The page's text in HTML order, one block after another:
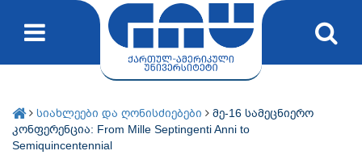
სიახლეები და ღონისძიებები
მე-16 სამეცნიერო
კონფერენცია: From Mille Septingenti Anni to
Semiquincentennial